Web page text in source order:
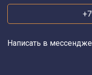
Написать в